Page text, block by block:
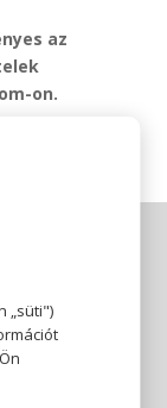
az
on.
„süti")